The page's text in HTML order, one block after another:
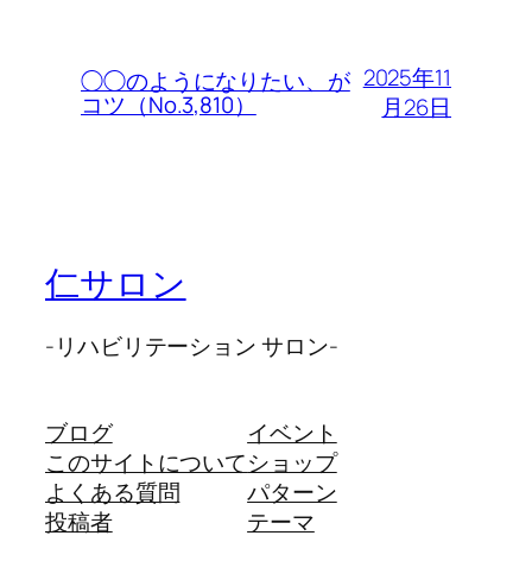
◯◯のようになりたい、が
コツ（No.3,810）
2025年11
月26日
仁サロン
-リハビリテーション サロン-
ブログ
このサイトについて
よくある質問
投稿者
イベント
ショップ
パターン
テーマ